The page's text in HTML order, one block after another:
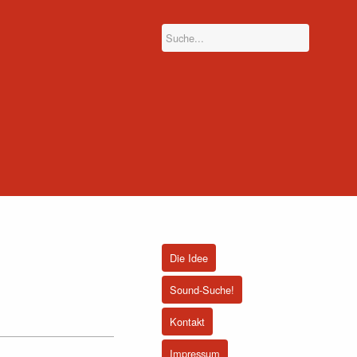
Die Idee
Sound-Suche!
Kontakt
Impressum